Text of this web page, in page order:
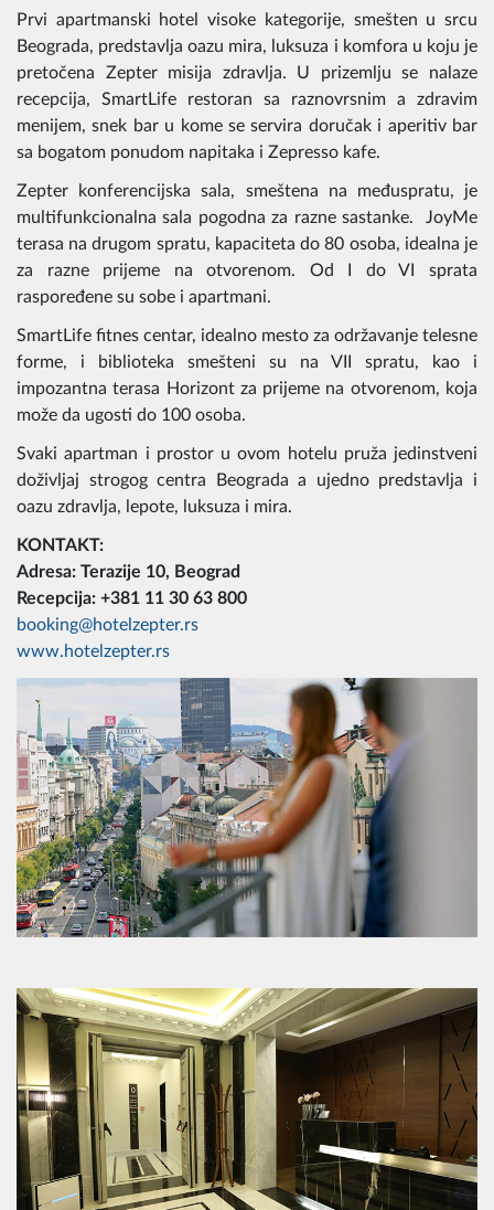
Prvi apartmanski hotel visoke kategorije, smešten u srcu
Beograda, predstavlja oazu mira, luksuza i komfora u koju je
pretočena Zepter misija zdravlja. U prizemlju se nalaze
recepcija, SmartLife restoran sa raznovrsnim a zdravim
menijem, snek bar u kome se servira doručak i aperitiv bar
sa bogatom ponudom napitaka i Zepresso kafe.
Zepter konferencijska sala, smeštena na međuspratu, je
multifunkcionalna sala pogodna za razne sastanke. JoyMe
terasa na drugom spratu, kapaciteta do 80 osoba, idealna je
za razne prijeme na otvorenom. Od I do VI sprata
raspoređene su sobe i apartmani.
SmartLife fitnes centar, idealno mesto za održavanje telesne
forme, i biblioteka smešteni su na VII spratu, kao i
impozantna terasa Horizont za prijeme na otvorenom, koja
može da ugosti do 100 osoba.
Svaki apartman i prostor u ovom hotelu pruža jedinstveni
doživljaj strogog centra Beograda a ujedno predstavlja i
oazu zdravlja, lepote, luksuza i mira.
KONTAKT:
Adresa: Terazije 10, Beograd
Recepcija: +381 11 30 63 800
booking@hotelzepter.rs
www.hotelzepter.rs